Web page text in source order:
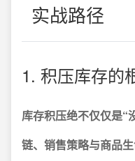
实战路径
1. 积压库存的
库存积压绝不仅仅是“
链、销售策略与商品